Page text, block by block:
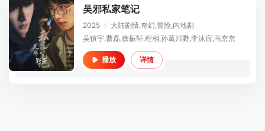
彩蛋
吴邪私家笔记
2025 / 大陆剧情,奇幻,冒险,内地剧
吴镇宇,曹磊,徐振轩,程相,孙葛川野,李沐宸,马京京
播放 详情